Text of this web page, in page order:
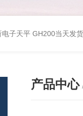
电子天平 GH200当天发
产品中心